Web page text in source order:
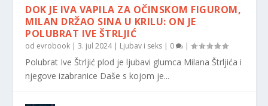
DOK JE IVA VAPILA ZA OČINSKOM FIGUROM,
MILAN DRŽAO SINA U KRILU: ON JE
POLUBRAT IVE ŠTRLJIĆ
od evrobook |3. jul 2024| Ljubav i seks | 0 |
Polubrat Ive Štrljić plod je ljubavi glumca Milana Štrljića i
njegove izabranice Daše s kojom je...